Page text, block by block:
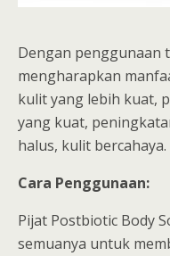
Dengan penggunaan
mengharapkan
kulit yang lebih kuat,
yang kuat,
halus, kulit bercahaya.
Cara Penggunaan:
Pijat Postbiotic Body
semuanya untuk